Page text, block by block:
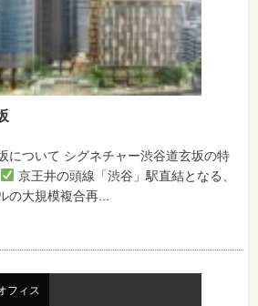
について シグネチャー渋谷道玄坂の特
京王井の頭線「渋谷」駅直結となる、
の大規模複合再...
フィス